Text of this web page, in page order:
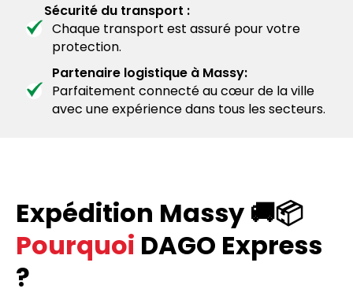
Sécurité du transport :
Chaque transport est assuré pour votre
protection.
Partenaire logistique à Massy:
Parfaitement connecté au cœur de la ville
avec une expérience dans tous les secteurs.
Expédition Massy 🚚📦
Pourquoi DAGO Express
?